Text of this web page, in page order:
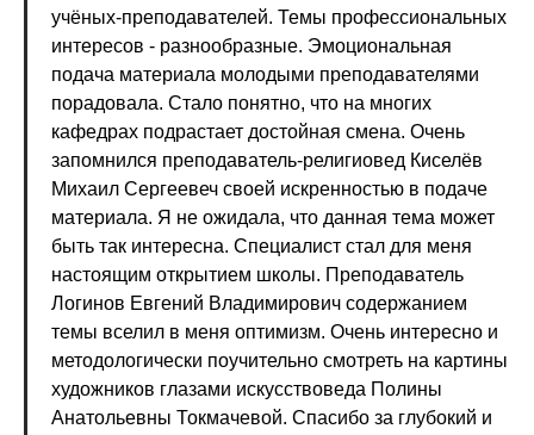
учёных-преподавателей. Темы профессиональных
интересов - разнообразные. Эмоциональная
подача материала молодыми преподавателями
порадовала. Стало понятно, что на многих
кафедрах подрастает достойная смена. Очень
запомнился преподаватель-религиовед Киселёв
Михаил Сергеевеч своей искренностью в подаче
материала. Я не ожидала, что данная тема может
быть так интересна. Специалист стал для меня
настоящим открытием школы. Преподаватель
Логинов Евгений Владимирович содержанием
темы вселил в меня оптимизм. Очень интересно и
методологически поучительно смотреть на картины
художников глазами искусствоведа Полины
Анатольевны Токмачевой. Спасибо за глубокий и